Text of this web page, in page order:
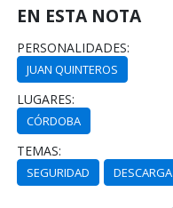
EN ESTA NOTA
PERSONALIDADES:
JUAN QUINTEROS
LUGARES:
CÓRDOBA
TEMAS:
SEGURIDAD DESCARGA